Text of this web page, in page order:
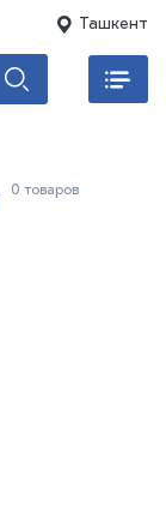
Ташкент
0 товаров